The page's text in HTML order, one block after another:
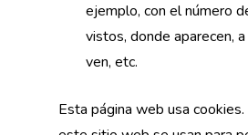
ejemplo, con el número
vistos, donde aparecen,
ven, etc.
Esta página web usa